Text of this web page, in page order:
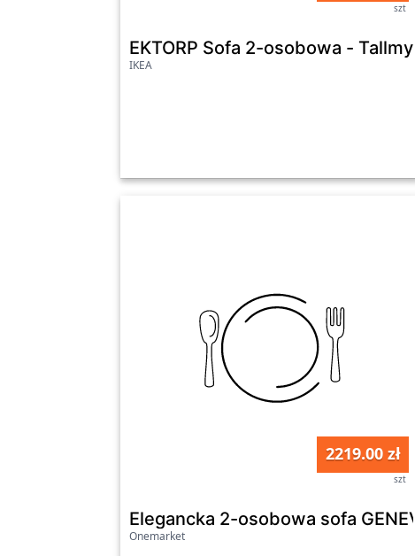
szt
EKTORP Sofa 2-osobowa -
IKEA
2219.00 zł
szt
Elegancka 2-osobowa sofa
Onemarket